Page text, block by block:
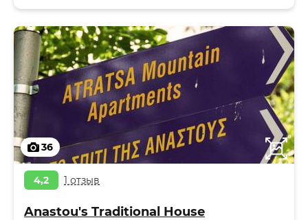
36
4,2 1 отзыв
Anastou's Traditional House